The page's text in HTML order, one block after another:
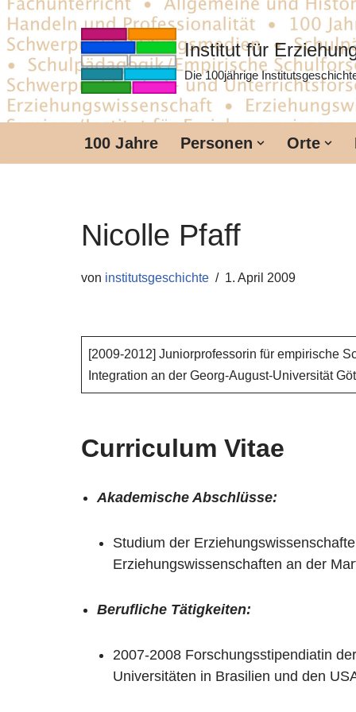
Zum
Inhalt
springen
Institut für
Die 100jährige
100 Jahre Personen Orte
Nicolle Pfaff
von institutsgeschichte 1. April 2009
[2009-2012] Juniorprofessorin für empirische
Integration an der Georg-August-Universität
Curriculum Vitae
Akademische Abschlüsse:
Studium der
Erziehungswissenschaften an der
Berufliche Tätigkeiten:
2007-2008 Forschungsstipendiatin
Universitäten in Brasilien und den